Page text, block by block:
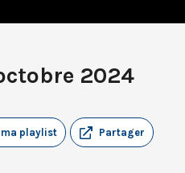
2024
Partager
playlist